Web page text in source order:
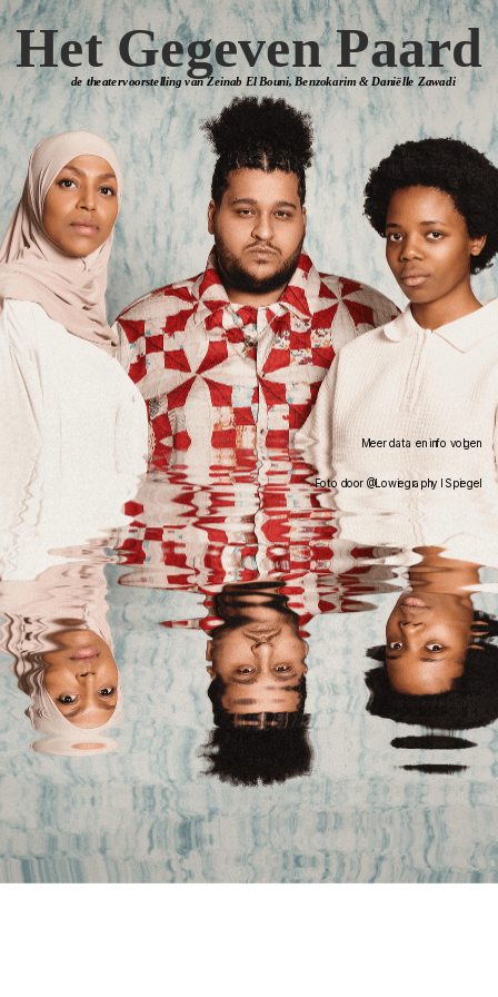
Het Gegeven Paard
de theatervoorstelling van Zeinab El Bouni, Benzokarim & Daniëlle Zawadi
Meer data en info volgen
Foto door @Lowiegraphy l Spiegel